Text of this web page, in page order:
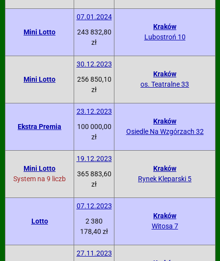
Mini Lotto
07.01.2024
243 832,80
zł
Kraków
Lubostroń 10
Mini Lotto
30.12.2023
256 850,10
zł
Kraków
os. Teatralne 33
Ekstra Premia
23.12.2023
100 000,00
zł
Kraków
Osiedle Na Wzgórzach 32
Mini Lotto
System na 9 liczb
19.12.2023
365 883,60
zł
Kraków
Rynek Kleparski 5
Lotto
07.12.2023
2 380
178,40 zł
Kraków
Witosa 7
27.11.2023